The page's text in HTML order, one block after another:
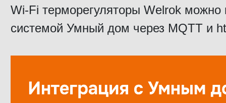
Wi-Fi терморегуляторы Welrok можно
системой Умный дом через MQTT и